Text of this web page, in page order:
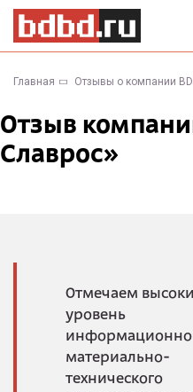
Главная Отзывы о компании
Отзыв
Славрос»
Отмечаем
уровень
материально-
технического